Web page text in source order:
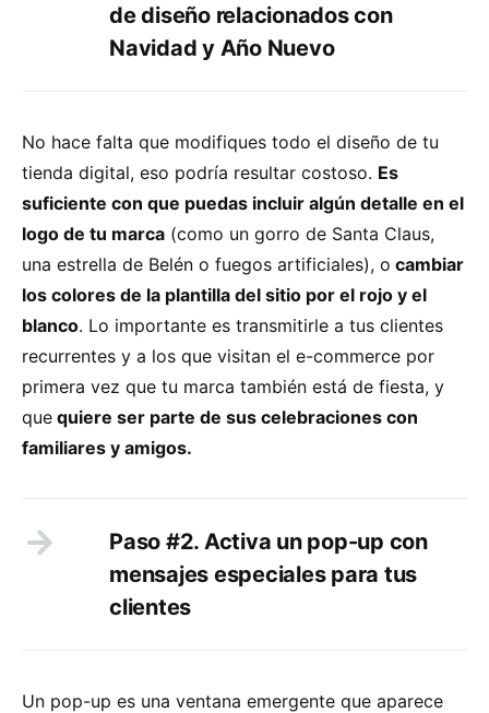
de diseño relacionados con
Navidad y Año Nuevo
No hace falta que modifiques todo el diseño de tu
tienda digital, eso podría resultar costoso. Es
suficiente con que puedas incluir algún detalle en el
logo de tu marca (como un gorro de Santa Claus,
una estrella de Belén o fuegos artificiales), o cambiar
los colores de la plantilla del sitio por el rojo y el
blanco. Lo importante es transmitirle a tus clientes
recurrentes y a los que visitan el e-commerce por
primera vez que tu marca también está de fiesta, y
que quiere ser parte de sus celebraciones con
familiares y amigos.
Paso #2. Activa un pop-up con
mensajes especiales para tus
clientes
Un pop-up es una ventana emergente que aparece